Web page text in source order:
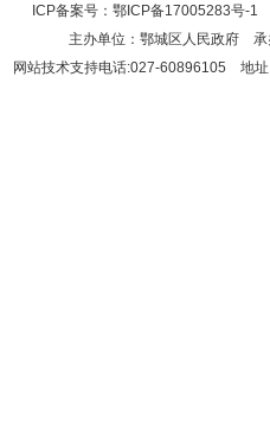
ICP备案号： 鄂ICP备17005283号-1
主办单位：鄂城区人民政府
网站技术支持电话:027-60896105 地